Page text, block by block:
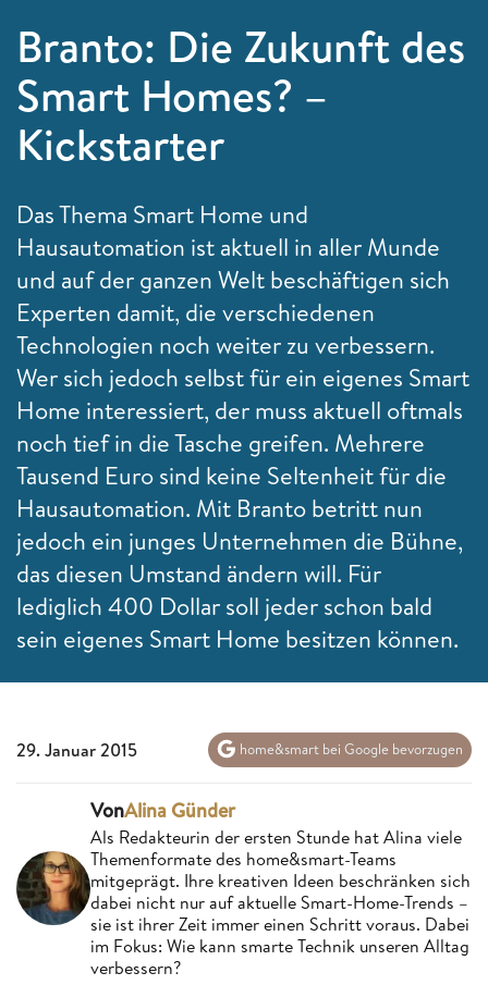
Branto: Die Zukunft des
Smart Homes? –
Kickstarter
Das Thema Smart Home und
Hausautomation ist aktuell in aller Munde
und auf der ganzen Welt beschäftigen sich
Experten damit, die verschiedenen
Technologien noch weiter zu verbessern.
Wer sich jedoch selbst für ein eigenes Smart
Home interessiert, der muss aktuell oftmals
noch tief in die Tasche greifen. Mehrere
Tausend Euro sind keine Seltenheit für die
Hausautomation. Mit Branto betritt nun
jedoch ein junges Unternehmen die Bühne,
das diesen Umstand ändern will. Für
lediglich 400 Dollar soll jeder schon bald
sein eigenes Smart Home besitzen können.
29. Januar 2015 home&smart bei Google bevorzugen
VonAlina Günder
Als Redakteurin der ersten Stunde hat Alina viele
Themenformate des home&smart-Teams
mitgeprägt. Ihre kreativen Ideen beschränken sich
dabei nicht nur auf aktuelle Smart-Home-Trends –
sie ist ihrer Zeit immer einen Schritt voraus. Dabei
im Fokus: Wie kann smarte Technik unseren Alltag
verbessern?